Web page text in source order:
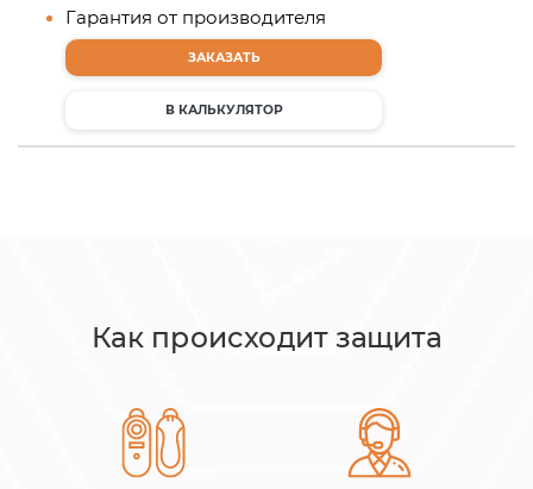
Гарантия от производителя
ЗАКАЗАТЬ
В КАЛЬКУЛЯТОР
Как происходит защита